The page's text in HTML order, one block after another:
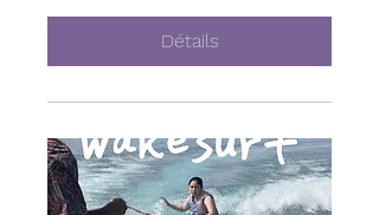
Détails